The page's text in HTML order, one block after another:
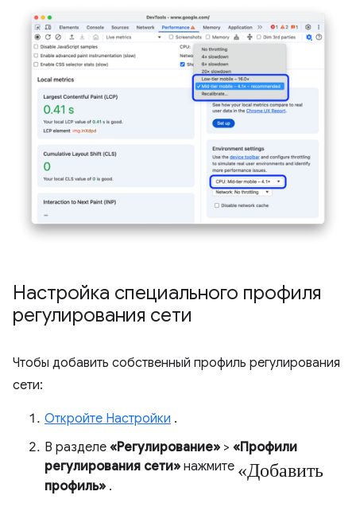
Настройка специального профиля
регулирования сети
Чтобы добавить собственный профиль регулирования
сети:
Откройте Настройки .
В разделе «Регулирование» > «Профили
регулирования сети» нажмите «Добавить
профиль» .